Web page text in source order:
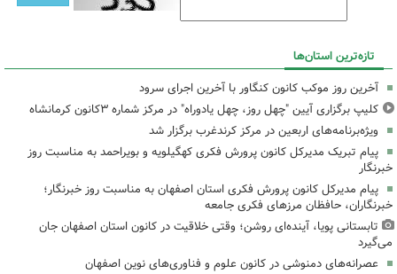
تازه‌ترین استان‌ها
آخرین روز موکب کانون کنگاور با آخرین اجرای سرود
کلیپ برگزاری آیین "چهل روز، چهل یادوراه" در مرکز شماره ۳کانون کرمانشاه
ویژه‌برنامه‌های اربعین در مرکز کرندغرب برگزار شد
پیام تبریک مدیرکل کانون پرورش فکری کهگیلویه و بویراحمد به مناسبت روز
خبرنگار
پیام مدیرکل کانون پرورش فکری استان اصفهان به مناسبت روز خبرنگار؛
خبرنگاران، حافظان مرزهای فکری جامعه
تابستانی پویا، آینده‌ای روشن؛ وقتی خلاقیت در کانون استان اصفهان جان
می‌گیرد
عصرانه‌های دمنوشی در کانون علوم و فناوری‌های نوین اصفهان